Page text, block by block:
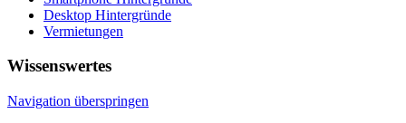
Desktop Hintergründe
Vermietungen
Wissenswertes
Navigation überspringen